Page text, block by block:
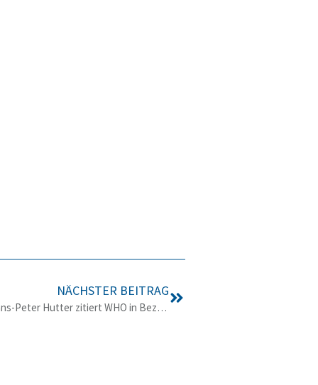
NÄCHSTER BEITRAG
FMK-Reaktion: Umweltmediziner Hans-Peter Hutter zitiert WHO in Bezug auf 5G falsch